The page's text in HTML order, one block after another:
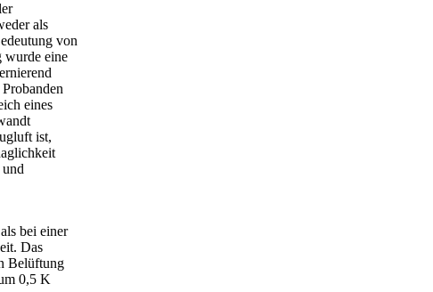
als
von
wurde eine
eines
ist,
bei einer
Das
Belüftung
0,5 K